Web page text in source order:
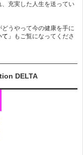
充実した人生を送ってい
うやって今の健康を手に
」
もご覧になってくださ
DELTA